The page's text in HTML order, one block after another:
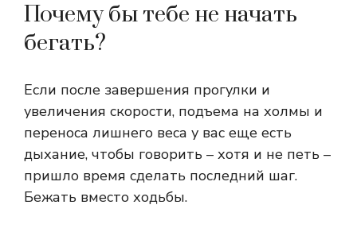
Почему бы тебе не начать
бегать?
Если после завершения прогулки и
увеличения скорости, подъема на холмы и
переноса лишнего веса у вас еще есть
дыхание, чтобы говорить – хотя и не петь –
пришло время сделать последний шаг.
Бежать вместо ходьбы.